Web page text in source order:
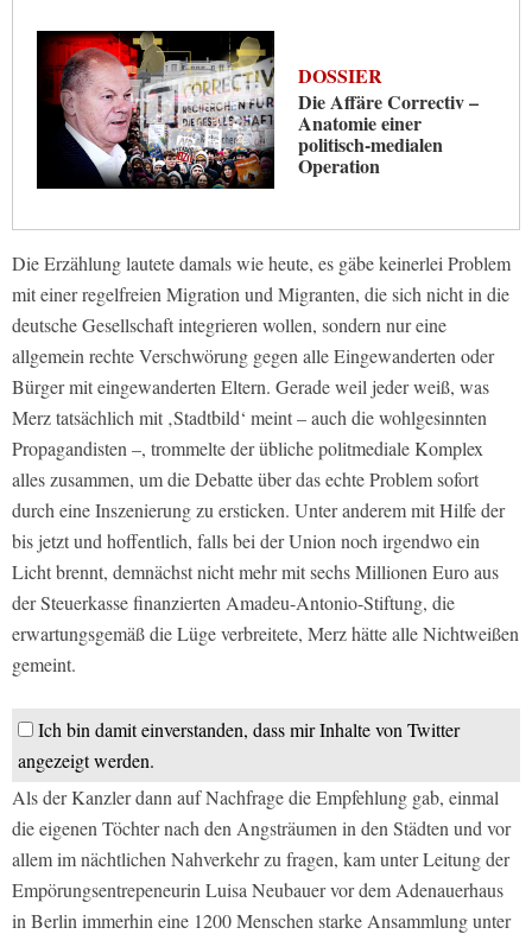
DOSSIER
Die Affäre Correctiv –
Anatomie einer
politisch-medialen
Operation
Die Erzählung lautete damals wie heute, es gäbe keinerlei Problem
mit einer regelfreien Migration und Migranten, die sich nicht in die
deutsche Gesellschaft integrieren wollen, sondern nur eine
allgemein rechte Verschwörung gegen alle Eingewanderten oder
Bürger mit eingewanderten Eltern. Gerade weil jeder weiß, was
Merz tatsächlich mit ‚Stadtbild‘ meint – auch die wohlgesinnten
Propagandisten –, trommelte der übliche politmediale Komplex
alles zusammen, um die Debatte über das echte Problem sofort
durch eine Inszenierung zu ersticken. Unter anderem mit Hilfe der
bis jetzt und hoffentlich, falls bei der Union noch irgendwo ein
Licht brennt, demnächst nicht mehr mit sechs Millionen Euro aus
der Steuerkasse finanzierten Amadeu-Antonio-Stiftung, die
erwartungsgemäß die Lüge verbreitete, Merz hätte alle Nichtweißen
gemeint.
Ich bin damit einverstanden, dass mir Inhalte von Twitter
angezeigt werden.
Als der Kanzler dann auf Nachfrage die Empfehlung gab, einmal
die eigenen Töchter nach den Angsträumen in den Städten und vor
allem im nächtlichen Nahverkehr zu fragen, kam unter Leitung der
Empörungsentrepeneurin Luisa Neubauer vor dem Adenauerhaus
in Berlin immerhin eine 1200 Menschen starke Ansammlung unter